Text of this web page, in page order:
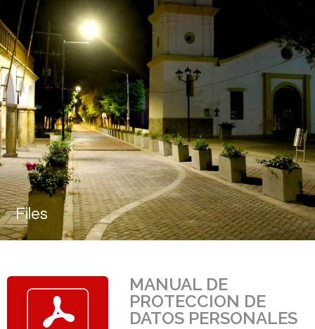
Files
MANUAL DE
PROTECCION DE
DATOS PERSONALES